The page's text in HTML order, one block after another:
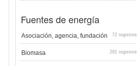
Fuentes de energía
Asociación, agencia, fundación 72 registros
Biomasa 291 registros